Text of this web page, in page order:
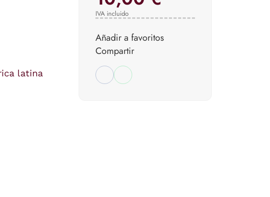
latina
IVA incluido
Añadir a favoritos
Compartir